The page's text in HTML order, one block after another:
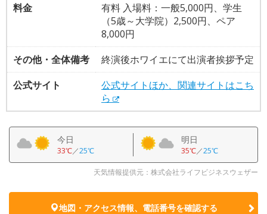
料金
有料 入場料：一般5,000円、学生
（5歳～大学院）2,500円、ペア
8,000円
その他・全体備考
終演後ホワイエにて出演者挨拶予定
公式サイト
公式サイトほか、関連サイトはこち
ら
今日
33℃／25℃
明日
35℃／25℃
天気情報提供元：株式会社ライフビジネスウェザー
地図・アクセス情報、電話番号を確認する